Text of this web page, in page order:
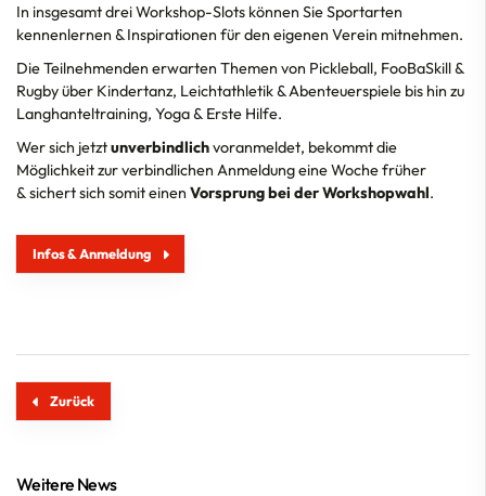
In insgesamt drei Workshop-Slots können Sie Sportarten
kennenlernen & Inspirationen für den eigenen Verein mitnehmen.
Die Teilnehmenden erwarten Themen von Pickleball, FooBaSkill &
Rugby über Kindertanz, Leichtathletik & Abenteuerspiele bis hin zu
Langhanteltraining, Yoga & Erste Hilfe.
Wer sich jetztunverbindlichvoranmeldet, bekommt die
Möglichkeit zur verbindlichen Anmeldung eine Woche früher
& sichert sich somit einen Vorsprung bei der Workshopwahl.
Infos & Anmeldung
Zurück
Weitere News